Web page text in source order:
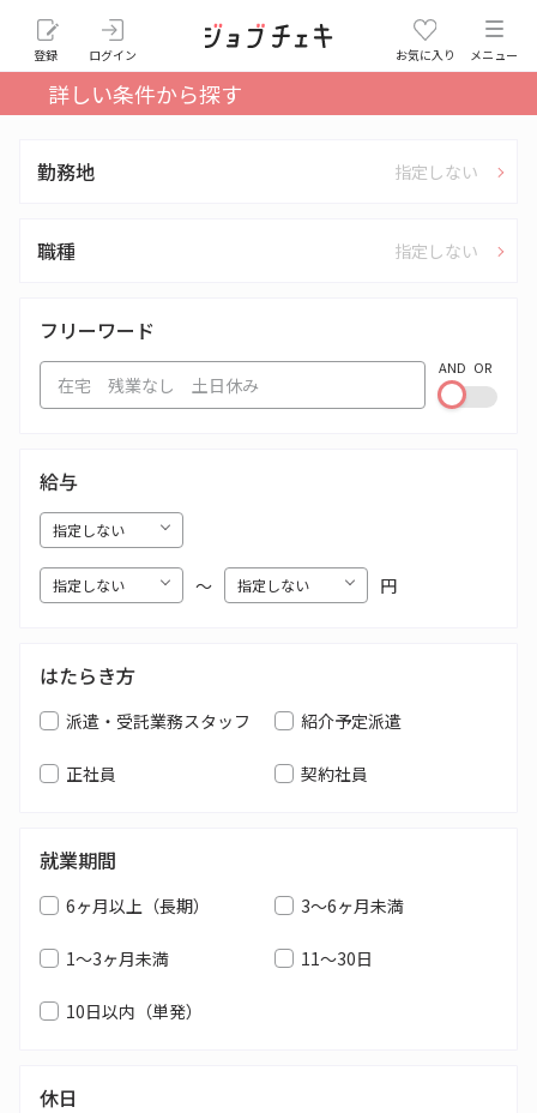
登録 ログイン お気に入り メニュー
詳しい条件から探す
勤務地 指定しない
職種 指定しない
フリーワード
AND OR
給与
〜 円
はたらき方
派遣・受託業務スタッフ 紹介予定派遣
正社員 契約社員
就業期間
6ヶ月以上（長期） 3～6ヶ月未満
1～3ヶ月未満 11～30日
10日以内（単発）
休日